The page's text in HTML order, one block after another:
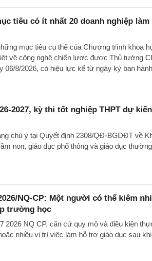
tiêu có ít nhất 20 doanh nghiệp
mục tiêu cụ thể của Chương trình khoa
về công nghệ chiến lược được Thủ tướng
06/8/2026, có hiệu lực kể từ ngày ký ban
2027, kỳ thi tốt nghiệp THPT dự
chú ý tại Quyết định 2308/QĐ-BGDĐT về
non, giáo dục phổ thông và giáo dục
NQ-CP: Một người có thể kiêm
trường học
2026 NQ CP, căn cứ quy mô và điều kiện
nhiều vị trí việc làm hỗ trợ giáo dục sau